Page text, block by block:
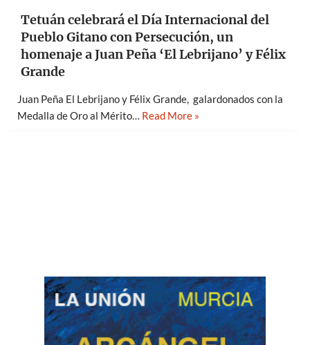
Tetuán celebrará el Día Internacional del
Pueblo Gitano con Persecución, un
homenaje a Juan Peña ‘El Lebrijano’ y Félix
Grande
Juan Peña El Lebrijano y Félix Grande, galardonados con la
Medalla de Oro al Mérito… Read More »